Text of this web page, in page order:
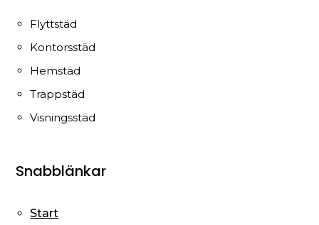
Flyttstäd
Kontorsstäd
Hemstäd
Trappstäd
Visningsstäd
Snabblänkar
Start